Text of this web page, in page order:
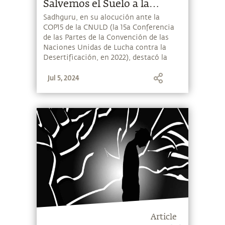
Salvemos el Suelo a la
degradación de las tierras
agrícolas a nivel mundial,
presentada en la COP15
Sadhguru, en su alocución ante la
COP15 de la CNULD (la 15a Conferencia
de las Partes de la Convención de las
Naciones Unidas de Lucha contra la
Desertificación, en 2022), destacó la
para que salvemos el suelo y
contenido orgánico del suelo. Este es
un resumen del discurso.
Jul 5, 2024
Article